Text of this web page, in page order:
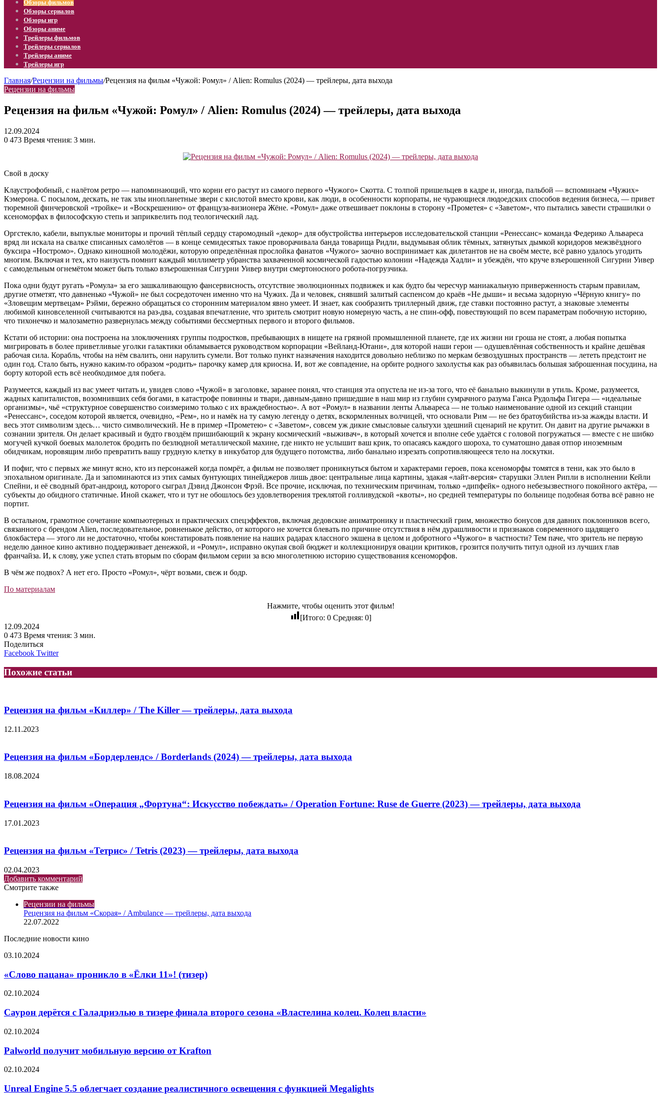
Обзоры фильмов
Обзоры сериалов
Обзоры игр
Обзоры аниме
Трейлеры фильмов
Трейлеры сериалов
Трейлеры аниме
Трейлеры игр
Главная/Рецензии на фильмы/Рецензия на фильм «Чужой: Ромул» / Alien: Romulus (2024) — трейлеры, дата выхода
Рецензии на фильмы
Рецензия на фильм «Чужой: Ромул» / Alien: Romulus (2024) — трейлеры, дата выхода
12.09.2024
0 473 Время чтения: 3 мин.
Свой в доску
Клаустрофобный, с налётом ретро — напоминающий, что корни его растут из самого первого «Чужого» Скотта. С толпой пришельцев в кадре и, иногда, пальбой — вспоминаем «Чужих»
Кэмерона. С посылом, дескать, не так злы инопланетные звери с кислотой вместо крови, как люди, в особенности корпораты, не чурающиеся людоедских способов ведения бизнеса, — привет
тюремной финчеровской «тройке» и «Воскрешению» от француза-визионера Жёне. «Ромул» даже отвешивает поклоны в сторону «Прометея» с «Заветом», что пытались завести страшилки о
ксеноморфах в философскую степь и заприквелить под теологический лад.
Оргстекло, кабели, выпуклые мониторы и прочий тёплый сердцу старомодный «декор» для обустройства интерьеров исследовательской станции «Ренессанс» команда Федерико Альвареса
вряд ли искала на свалке списанных самолётов — в конце семидесятых такое проворачивала банда товарища Ридли, выдумывая облик тёмных, затянутых дымкой коридоров межзвёздного
буксира «Ностромо». Однако киношной молодёжи, которую определённая прослойка фанатов «Чужого» заочно воспринимает как дилетантов не на своём месте, всё равно удалось угодить
многим. Включая и тех, кто наизусть помнит каждый миллиметр убранства захваченной космической гадостью колонии «Надежда Хадли» и убеждён, что круче взъерошенной Сигурни Уивер
с самодельным огнемётом может быть только взъерошенная Сигурни Уивер внутри смертоносного робота-погрузчика.
Пока одни будут ругать «Ромула» за его зашкаливающую фансервисность, отсутствие эволюционных подвижек и как будто бы чересчур маниакальную приверженность старым правилам,
другие отметят, что давненько «Чужой» не был сосредоточен именно что на Чужих. Да и человек, снявший залитый саспенсом до краёв «Не дыши» и весьма задорную «Чёрную книгу» по
«Зловещим мертвецам» Рэйми, бережно обращаться со сторонним материалом явно умеет. И знает, как сообразить триллерный движ, где ставки постоянно растут, а знаковые элементы
любимой киновселенной считываются на раз-два, создавая впечатление, что зритель смотрит новую номерную часть, а не спин-офф, повествующий по всем параметрам побочную историю,
что тихонечко и малозаметно развернулась между событиями бессмертных первого и второго фильмов.
Кстати об истории: она построена на злоключениях группы подростков, пребывающих в нищете на грязной промышленной планете, где их жизни ни гроша не стоят, а любая попытка
мигрировать в более приветливые уголки галактики обламывается руководством корпорации «Вейланд-Ютани», для которой наши герои — одушевлённая собственность и крайне дешёвая
рабочая сила. Корабль, чтобы на нём свалить, они нарулить сумели. Вот только пункт назначения находится довольно неблизко по меркам безвоздушных пространств — лететь предстоит не
один год. Стало быть, нужно каким-то образом «родить» парочку камер для криосна. И, вот же совпадение, на орбите родного захолустья как раз объявилась большая заброшенная посудина, на
борту которой есть всё необходимое для побега.
Разумеется, каждый из вас умеет читать и, увидев слово «Чужой» в заголовке, заранее понял, что станция эта опустела не из-за того, что её банально выкинули в утиль. Кроме, разумеется,
жадных капиталистов, возомнивших себя богами, в катастрофе повинны и твари, давным-давно пришедшие в наш мир из глубин сумрачного разума Ганса Рудольфа Гигера — «идеальные
организмы», чьё «структурное совершенство соизмеримо только с их враждебностью». А вот «Ромул» в названии ленты Альвареса — не только наименование одной из секций станции
«Ренессанс», соседом которой является, очевидно, «Рем», но и намёк на ту самую легенду о детях, вскормленных волчицей, что основали Рим — не без братоубийства из-за жажды власти. И
весь этот символизм здесь… чисто символический. Не в пример «Прометею» с «Заветом», совсем уж дикие смысловые сальтухи здешний сценарий не крутит. Он давит на другие рычажки в
сознании зрителя. Он делает красивый и будто гвоздём пришибающий к экрану космический «выживач», в который хочется и вполне себе удаётся с головой погружаться — вместе с не шибко
могучей кучкой боевых малолеток бродить по безлюдной металлической махине, где никто не услышит ваш крик, то опасаясь каждого шороха, то суматошно давая отпор иноземным
обидчикам, норовящим либо превратить вашу грудную клетку в инкубатор для будущего потомства, либо банально изрезать сопротивляющееся тело на лоскутки.
И пофиг, что с первых же минут ясно, кто из персонажей когда помрёт, а фильм не позволяет проникнуться бытом и характерами героев, пока ксеноморфы томятся в тени, как это было в
эпохальном оригинале. Да и запоминаются из этих самых бунтующих тинейджеров лишь двое: центральные лица картины, эдакая «лайт-версия» старушки Эллен Рипли в исполнении Кейли
Спейни, и её сводный брат-андроид, которого сыграл Дэвид Джонсон Фрэй. Все прочие, исключая, по техническим причинам, только «дипфейк» одного небезызвестного покойного актёра, —
субъекты до обидного статичные. Иной скажет, что и тут не обошлось без удовлетворения треклятой голливудской «квоты», но средней температуры по больнице подобная ботва всё равно не
портит.
В остальном, грамотное сочетание компьютерных и практических спецэффектов, включая дедовские аниматронику и пластический грим, множество бонусов для давних поклонников всего,
связанного с брендом Alien, последовательное, ровненькое действо, от которого не хочется блевать по причине отсутствия в нём дурашливости и признаков современного щадящего
блокбастера — этого ли не достаточно, чтобы констатировать появление на наших радарах классного экшена в целом и добротного «Чужого» в частности? Тем паче, что зритель не первую
неделю данное кино активно поддерживает денежкой, и «Ромул», исправно окупая свой бюджет и коллекционируя овации критиков, грозится получить титул одной из лучших глав
франчайза. И, к слову, уже успел стать вторым по сборам фильмом серии за всю многолетнюю историю существования ксеноморфов.
В чём же подвох? А нет его. Просто «Ромул», чёрт возьми, свеж и бодр.
По материалам
Нажмите, чтобы оценить этот фильм!
[Итого: 0Средняя: 0]
12.09.2024
0 473 Время чтения: 3 мин.
Поделиться
Facebook TwitterLinkedIn
Tumblr
Reddit
Вконтакте
Одноклассники
Skype
Messenger
Messenger
WhatsApp
Telegram
Viber
Line
Похожие статьи
Рецензия на фильм «Киллер» / The Killer — трейлеры, дата выхода
12.11.2023
Рецензия на фильм «Бордерлендс» / Borderlands (2024) — трейлеры, дата выхода
18.08.2024
Рецензия на фильм «Операция „Фортуна“: Искусство побеждать» / Operation Fortune: Ruse de Guerre (2023) — трейлеры, дата выхода
17.01.2023
Рецензия на фильм «Тетрис» / Tetris (2023) — трейлеры, дата выхода
02.04.2023
Добавить комментарий
Смотрите также
Рецензии на фильмы
Рецензия на фильм «Скорая» / Ambulance — трейлеры, дата выхода
22.07.2022
Последние новости кино
«Слово
проникло
в
«Ёлки
(тизер)
03.10.2024
«Слово пацана» проникло в «Ёлки 11»! (тизер)
Саурон
с
Галадриэлью
в
тизере
финала
второго
«Властелина
Колец
02.10.2024
Саурон дерётся с Галадриэлью в тизере финала второго сезона «Властелина колец. Колец власти»
Palworld
мобильную
версию
от
02.10.2024
Palworld получит мобильную версию от Krafton
Unreal
5.5
облегчает
02.10.2024
Unreal Engine 5.5 облегчает создание реалистичного освещения с функцией Megalights